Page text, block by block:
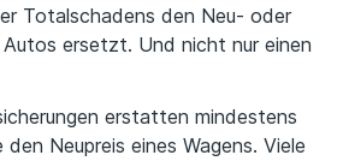
Totalschadens den Neu- oder
ersetzt. Und nicht nur einen
erstatten mindestens
Neupreis eines Wagens. Viele